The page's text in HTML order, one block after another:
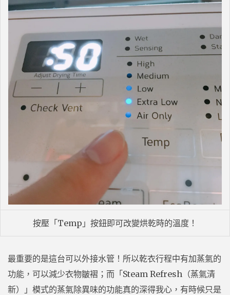
按壓「Temp」按鈕即可改變烘乾時的溫度！
最重要的是這台可以外接水管！所以乾衣行程中有加蒸氣的
功能，可以減少衣物皺褶；而「Steam Refresh（蒸氣清
新）」模式的蒸氣除異味的功能真的深得我心，有時候只是